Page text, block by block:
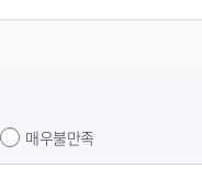
매우불만족